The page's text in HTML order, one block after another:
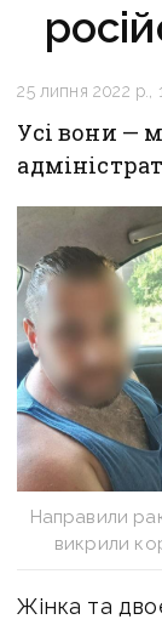
25 липня 2022 р.,
Усі вони —
Направили
викрили
Жінка та